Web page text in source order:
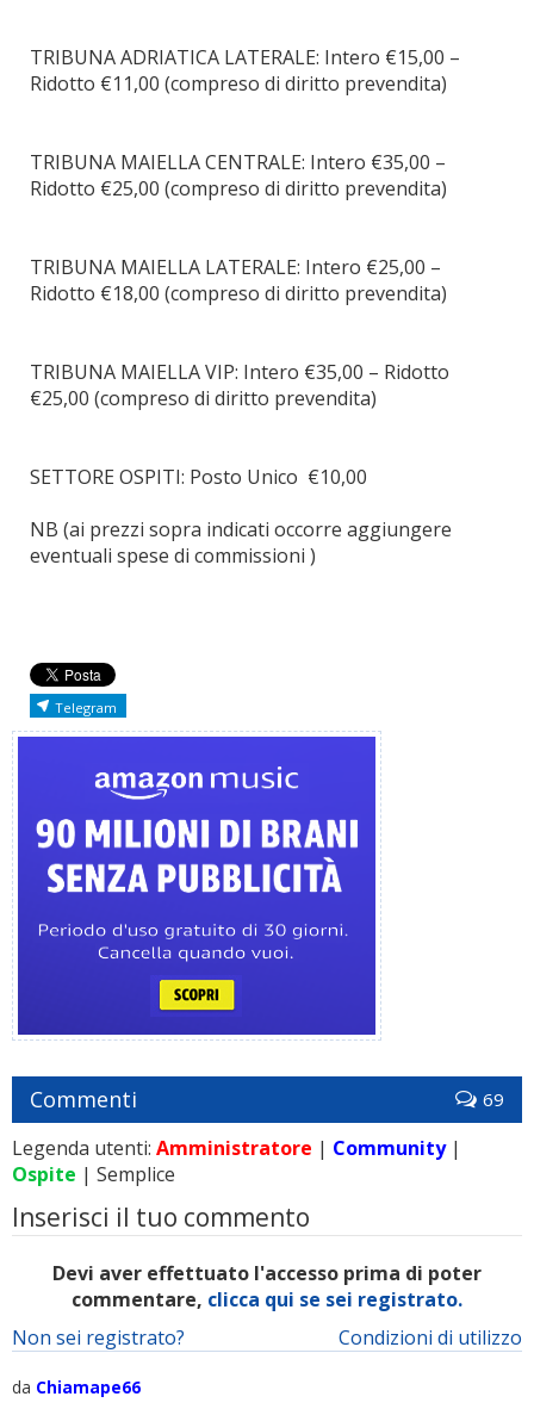
TRIBUNA ADRIATICA LATERALE: Intero €15,00 –
Ridotto €11,00 (compreso di diritto prevendita)
TRIBUNA MAIELLA CENTRALE: Intero €35,00 –
Ridotto €25,00 (compreso di diritto prevendita)
TRIBUNA MAIELLA LATERALE: Intero €25,00 –
Ridotto €18,00 (compreso di diritto prevendita)
TRIBUNA MAIELLA VIP: Intero €35,00 – Ridotto
€25,00 (compreso di diritto prevendita)
SETTORE OSPITI: Posto Unico €10,00
NB (ai prezzi sopra indicati occorre aggiungere
eventuali spese di commissioni )
Telegram
Commenti 69
Legenda utenti: Amministratore | Community|
Ospite | Semplice
Inserisci il tuo commento
Devi aver effettuato l'accesso prima di poter
commentare, clicca qui se sei registrato.
Condizioni di utilizzo
Non sei registrato?
da Chiamape66